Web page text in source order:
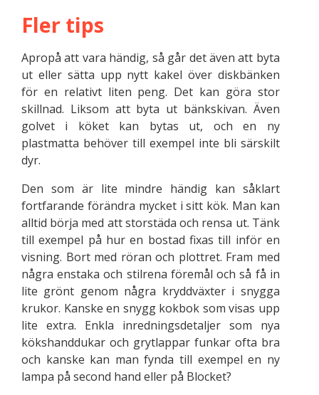
Fler tips
Apropå att vara händig, så går det även att byta
ut eller sätta upp nytt kakel över diskbänken
för en relativt liten peng. Det kan göra stor
skillnad. Liksom att byta ut bänkskivan. Även
golvet i köket kan bytas ut, och en ny
plastmatta behöver till exempel inte bli särskilt
dyr.
Den som är lite mindre händig kan såklart
fortfarande förändra mycket i sitt kök. Man kan
alltid börja med att storstäda och rensa ut. Tänk
till exempel på hur en bostad fixas till inför en
visning. Bort med röran och plottret. Fram med
några enstaka och stilrena föremål och så få in
lite grönt genom några kryddväxter i snygga
krukor. Kanske en snygg kokbok som visas upp
lite extra. Enkla inredningsdetaljer som nya
kökshanddukar och grytlappar funkar ofta bra
och kanske kan man fynda till exempel en ny
lampa på second hand eller på Blocket?